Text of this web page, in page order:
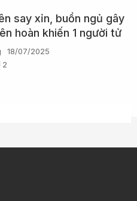
say xỉn, buồn ngủ gây
hoàn khiến 1 người tử
gì?
18/07/2025
2